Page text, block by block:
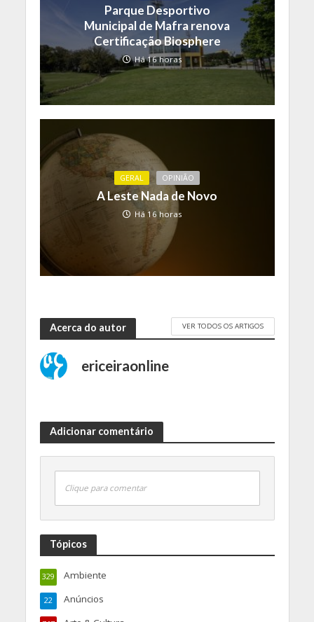
Parque Desportivo
Municipal de Mafra renova
Certificação Biosphere
Há 16 horas
GERAL OPINIÃO
A Leste Nada de Novo
Há 16 horas
Acerca do autor VER TODOS OS ARTIGOS
ericeiraonline
Adicionar comentário
Clique para comentar
Tópicos
Ambiente
329
Anúncios
22